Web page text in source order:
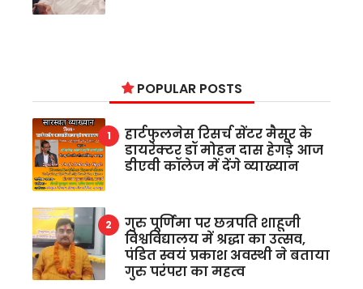
POPULAR POSTS
हार्टफुलनेस रिसर्च सेंटर मैसूर के
डायरेक्टर डॉ मोहन दास हेगड़े आज
डीएवी कॉलेज में देंगे व्याख्यान
गुरु पूर्णिमा पर छत्रपति शाहूजी
विश्वविद्यालय में श्रद्धा का उत्सव,
पंडित स्वयं प्रकाश अवस्थी ने बताया
गुरु परंपरा का महत्व